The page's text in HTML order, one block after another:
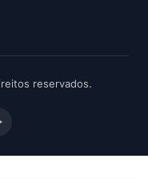
reservados.